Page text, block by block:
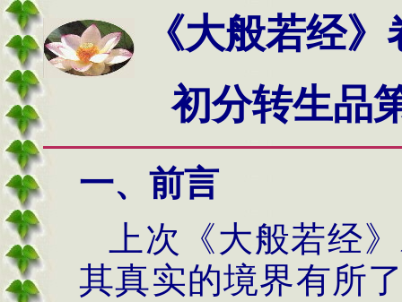
《大般若经》
初分转生品
一、前言
上次《大般若经
其真实的境界有所